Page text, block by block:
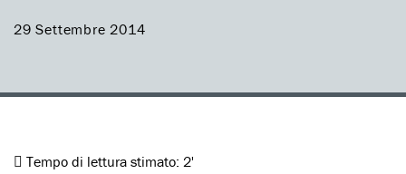
29 Settembre 2014
Tempo di lettura stimato: 2'